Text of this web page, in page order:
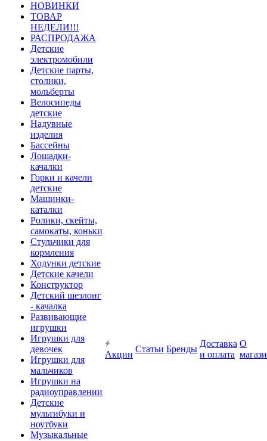
НОВИНКИ
ТОВАР
НЕДЕЛИ!!!
РАСПРОДАЖА
Детские
электромобили
Детские парты,
столики,
мольберты
Велосипеды
детские
Надувные
изделия
Бассейны
Лошадки-
качалки
Горки и качели
детские
Машинки-
каталки
Ролики, скейты,
самокаты, коньки
Стульчики для
кормления
Ходунки детские
Детские качели
Конструктор
Детский шезлонг
- качалка
Развивающие
игрушки
Игрушки для
девочек
Игрушки для
мальчиков
Игрушки на
радиоуправлении
Детские
мультибуки и
ноутбуки
Музыкальные
Акции
Статьи Бренды
Доставка
и оплата
О